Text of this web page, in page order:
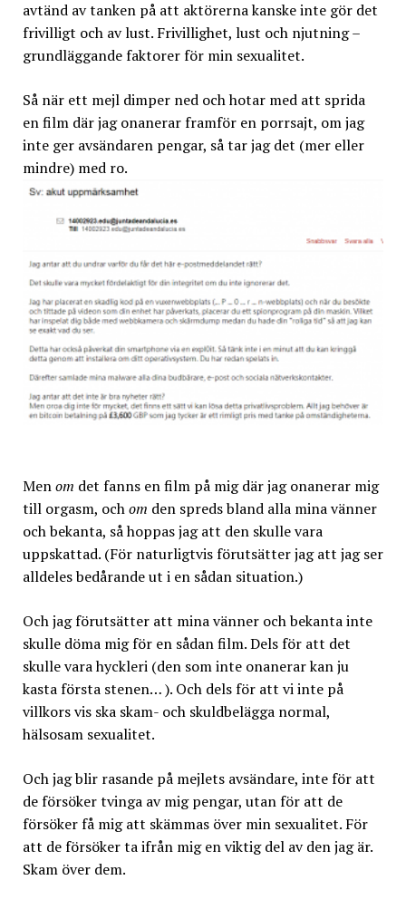
avtänd av tanken på att aktörerna kanske inte gör det
frivilligt och av lust. Frivillighet, lust och njutning –
grundläggande faktorer för min sexualitet.
Så när ett mejl dimper ned och hotar med att sprida
en film där jag onanerar framför en porrsajt, om jag
inte ger avsändaren pengar, så tar jag det (mer eller
mindre) med ro.
Menom det fanns en film på mig där jag onanerar mig
till orgasm, ochom den spreds bland alla mina vänner
och bekanta, så hoppas jag att den skulle vara
uppskattad. (För naturligtvis förutsätter jag att jag ser
alldeles bedårande ut i en sådan situation.)
Och jag förutsätter att mina vänner och bekanta inte
skulle döma mig för en sådan film. Dels för att det
skulle vara hyckleri (den som inte onanerar kan ju
kasta första stenen… ). Och dels för att vi inte på
villkors vis ska skam- och skuldbelägga normal,
hälsosam sexualitet.
Och jag blir rasande på mejlets avsändare, inte för att
de försöker tvinga av mig pengar, utan för att de
försöker få mig att skämmas över min sexualitet. För
att de försöker ta ifrån mig en viktig del av den jag är.
Skam över dem.